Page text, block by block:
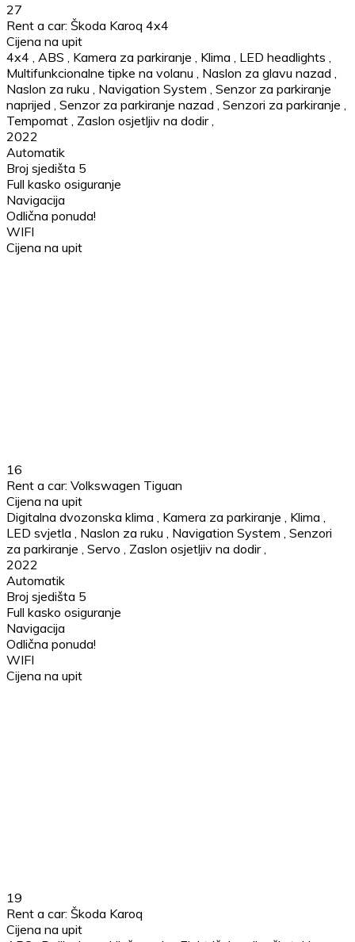
27
Rent a car: Škoda Karoq 4x4
Cijena na upit
4x4
ABS Kamera za parkiranje Klima LED headlights
Multifunkcionalne tipke na volanu
Naslon za glavu nazad
Naslon za ruku
Navigation System Senzor za parkiranje
naprijed Senzor za parkiranje nazad Senzori za parkiranje
Tempomat Zaslon osjetljiv na dodir
2022
Automatik
Broj sjedišta 5
Full kasko osiguranje
Navigacija
Odlična ponuda!
WIFI
Cijena na upit
16
Rent a car: Volkswagen Tiguan
Cijena na upit
Digitalna dvozonska klima
Kamera za parkiranje Klima
LED svjetla
Naslon za ruku Navigation System Senzori
za parkiranje Servo Zaslon osjetljiv na dodir
2022
Automatik
Broj sjedišta 5
Full kasko osiguranje
Navigacija
Odlična ponuda!
WIFI
Cijena na upit
19
Rent a car: Škoda Karoq
Cijena na upit